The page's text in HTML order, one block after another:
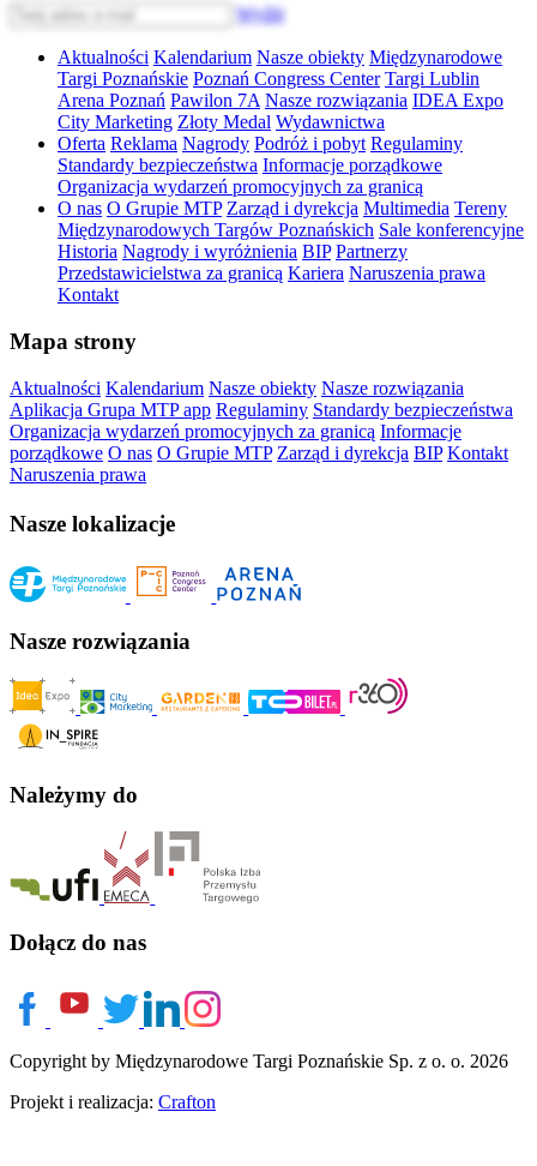
Wyślij
Aktualności Kalendarium Nasze obiekty Międzynarodowe
Targi Poznańskie Poznań Congress Center Targi Lublin
Arena Poznań Pawilon 7A Nasze rozwiązania IDEA Expo
City Marketing Złoty Medal Wydawnictwa
Oferta Reklama Nagrody Podróż i pobyt Regulaminy
Standardy bezpieczeństwa Informacje porządkowe
Organizacja wydarzeń promocyjnych za granicą
O nas O Grupie MTP Zarząd i dyrekcja Multimedia Tereny
Międzynarodowych Targów Poznańskich Sale konferencyjne
Historia Nagrody i wyróżnienia BIP Partnerzy
Przedstawicielstwa za granicą Kariera Naruszenia prawa
Kontakt
Mapa strony
Aktualności Kalendarium Nasze obiekty Nasze rozwiązania
Aplikacja Grupa MTP app Regulaminy Standardy bezpieczeństwa
Organizacja wydarzeń promocyjnych za granicą Informacje
porządkowe O nas O Grupie MTP Zarząd i dyrekcja BIP Kontakt
Naruszenia prawa
Nasze lokalizacje
Nasze rozwiązania
Należymy do
Dołącz do nas
Copyright by Międzynarodowe Targi Poznańskie Sp. z o. o. 2026
Projekt i realizacja: Crafton